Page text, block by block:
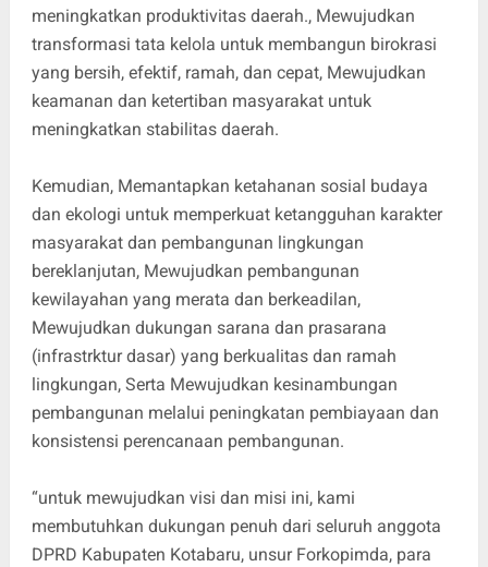
meningkatkan produktivitas daerah., Mewujudkan
transformasi tata kelola untuk membangun birokrasi
yang bersih, efektif, ramah, dan cepat, Mewujudkan
keamanan dan ketertiban masyarakat untuk
meningkatkan stabilitas daerah.
Kemudian, Memantapkan ketahanan sosial budaya
dan ekologi untuk memperkuat ketangguhan karakter
masyarakat dan pembangunan lingkungan
bereklanjutan, Mewujudkan pembangunan
kewilayahan yang merata dan berkeadilan,
Mewujudkan dukungan sarana dan prasarana
(infrastrktur dasar) yang berkualitas dan ramah
lingkungan, Serta Mewujudkan kesinambungan
pembangunan melalui peningkatan pembiayaan dan
konsistensi perencanaan pembangunan.
“untuk mewujudkan visi dan misi ini, kami
membutuhkan dukungan penuh dari seluruh anggota
DPRD Kabupaten Kotabaru, unsur Forkopimda, para